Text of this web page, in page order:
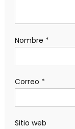
Nombre *
Correo *
Sitio web